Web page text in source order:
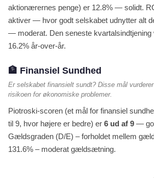
aktionærernes penge) er 12.8% — solidt.
aktiver — hvor godt selskabet udnytter alt
— moderat. Den seneste kvartalsindtjening
16.2% år-over-år.
🏦 Finansiel Sundhed
Er selskabet finansielt sundt? Disse mål
risikoen for økonomiske problemer.
Piotroski-scoren (et mål for finansiel
til 9, hvor højere er bedre) er 6 ud af 9 —
Gældsgraden (D/E) – forholdet mellem
131.6% – moderat gældsætning.